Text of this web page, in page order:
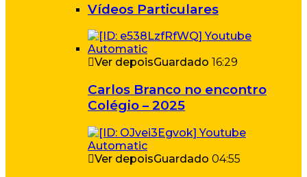
Vídeos Particulares
Ver depoisGuardado 16:29
Carlos Branco no encontro
Colégio – 2025
Ver depoisGuardado 04:55